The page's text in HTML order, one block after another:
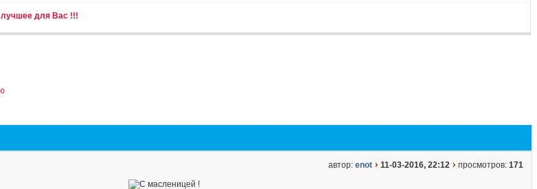
лучшее для Вас !!!
автор: enot 11-03-2016, 22:12 просмотров: 171